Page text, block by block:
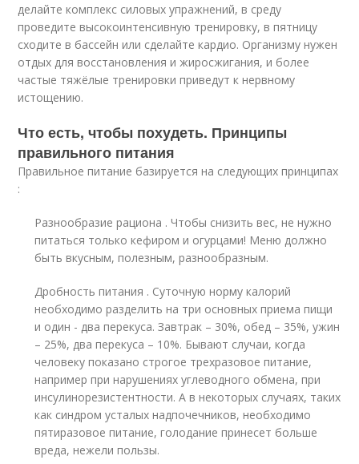
делайте комплекс силовых упражнений, в среду
проведите высокоинтенсивную тренировку, в пятницу
сходите в бассейн или сделайте кардио. Организму нужен
отдых для восстановления и жиросжигания, и более
частые тяжёлые тренировки приведут к нервному
истощению.
Что есть, чтобы похудеть. Принципы
правильного питания
Правильное питание базируется на следующих принципах
:
Разнообразие рациона . Чтобы снизить вес, не нужно
питаться только кефиром и огурцами! Меню должно
быть вкусным, полезным, разнообразным.
Дробность питания . Суточную норму калорий
необходимо разделить на три основных приема пищи
и один - два перекуса. Завтрак – 30%, обед – 35%, ужин
– 25%, два перекуса – 10%. Бывают случаи, когда
человеку показано строгое трехразовое питание,
например при нарушениях углеводного обмена, при
инсулинорезистентности. А в некоторых случаях, таких
как синдром усталых надпочечников, необходимо
пятиразовое питание, голодание принесет больше
вреда, нежели пользы.